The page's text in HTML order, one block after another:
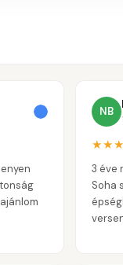
NB
3 éve
Soha